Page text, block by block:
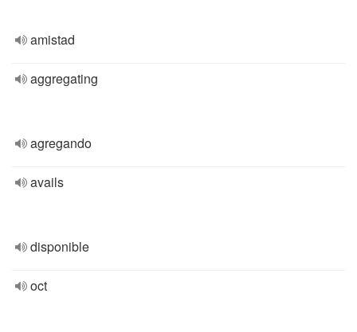
amistad
aggregating
agregando
avails
disponible
oct